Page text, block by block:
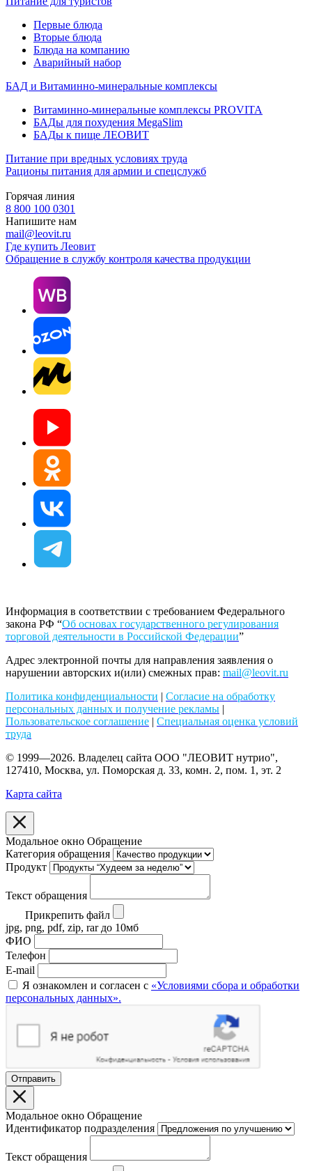
Первые блюда
Вторые блюда
Блюда на компанию
Аварийный набор
БАД и Витаминно-минеральные комплексы
Витаминно-минеральные комплексы PROVITA
БАДы для похудения MegaSlim
БАДы к пище ЛЕОВИТ
Питание при вредных условиях труда
Рационы питания для армии и спецслужб
Горячая линия
8 800 100 0301
Напишите нам
mail@leovit.ru
Где купить Леовит
Обращение в службу контроля качества продукции
Информация в соответствии с требованием Федерального
закона РФ “Об основах государственного регулирования
торговой деятельности в Российской Федерации”
Адрес электронной почты для направления заявления о
нарушении авторских и(или) смежных прав: mail@leovit.ru
Политика конфиденциальности | Согласие на обработку
персональных данных и получение рекламы |
Пользовательское соглашение | Специальная оценка условий
труда
© 1999—2026. Владелец сайта ООО "ЛЕОВИТ нутрио",
127410, Москва, ул. Поморская д. 33, комн. 2, пом. 1, эт. 2
Карта сайта
Модальное окно Обращение
Категория обращения
Продукт
Текст обращения
Прикрепить файл
jpg, png, pdf, zip, rar до 10мб
ФИО
Телефон
E-mail
Я ознакомлен и согласен с «Условиями сбора и обработки
персональных данных».
Отправить
Модальное окно Обращение
Идентификатор подразделения
Текст обращения